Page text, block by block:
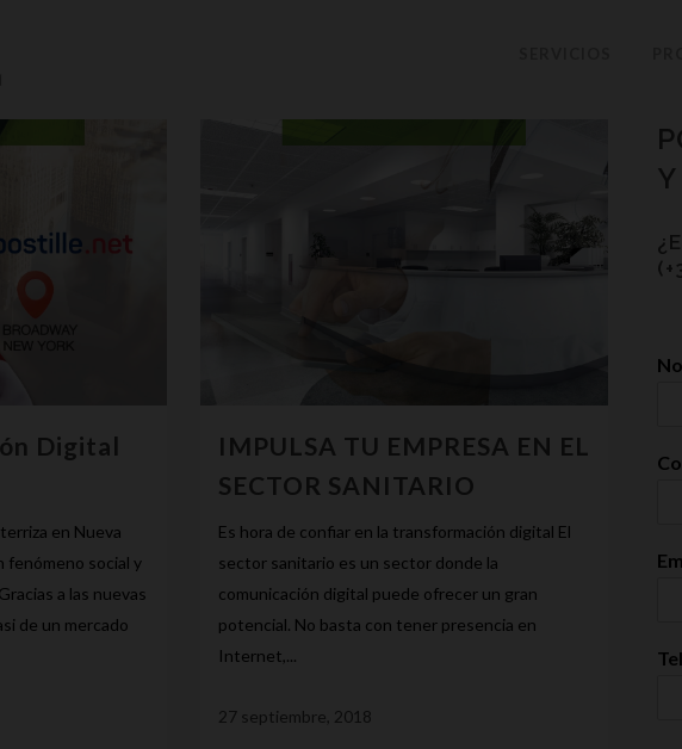
Digital
en Nueva
fenómeno social y
a las nuevas
de un mercado
IMPULSA TU EMPRESA EN EL
SECTOR SANITARIO
Es hora de confiar en la transformación digital El
sector sanitario es un sector donde la
comunicación digital puede ofrecer un gran
potencial. No basta con tener presencia en
Internet,...
27 septiembre, 2018